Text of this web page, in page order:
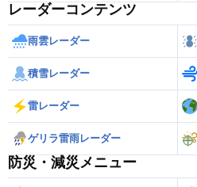
レーダーコンテンツ
雨雲レーダー
積雪レーダー
雷レーダー
ゲリラ雷雨レーダー
防災・減災メニュー